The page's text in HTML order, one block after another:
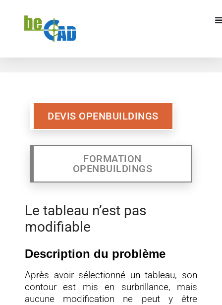
DEVIS OPENBUILDINGS
OPENBUILDINGS
DEVIS OPENBUILDINGS
FORMATION
OPENBUILDINGS
Le tableau n’est pas
modifiable
Description du problème
Après avoir sélectionné un tableau, son
contour est mis en surbrillance, mais
aucune modification ne peut y être